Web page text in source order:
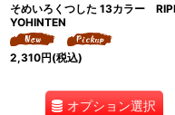
そめいろくつした 13カラー
YOHINTEN
2,310円(税込)
オプション選択